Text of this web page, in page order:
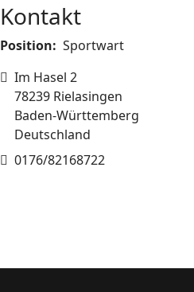
Kontakt
Position: Sportwart
Adresse
Im Hasel 2
78239 Rielasingen
Baden-Württemberg
Deutschland
Telefon
0176/82168722